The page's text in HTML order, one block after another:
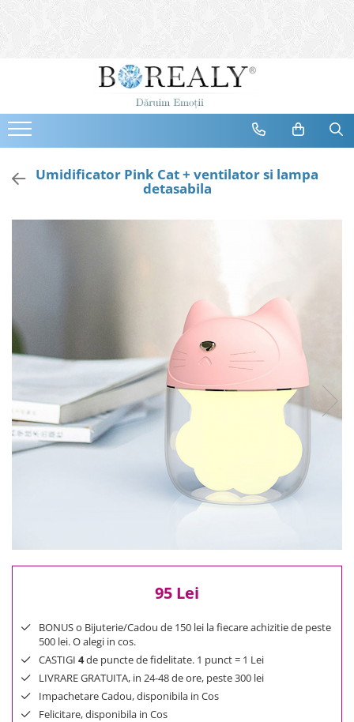
Bijuterii
Cercei
Bratari
Coliere
Bijuterii Mirese
Selectii
Reduceri
Cele mai vandute
Cele mai votate
Cu video
300 Lei - 500 Lei
Umidificator Pink Cat + ventilator si lampa
detasabila
95 Lei
BONUS o Bijuterie/Cadou de 150 lei la fiecare achizitie de peste
500 lei. O alegi in cos.
CASTIGI 4de puncte de fidelitate. 1 punct = 1 Lei
LIVRARE GRATUITA, in 24-48 de ore, peste 300 lei
Impachetare Cadou, disponibila in Cos
Felicitare, disponibila in Cos